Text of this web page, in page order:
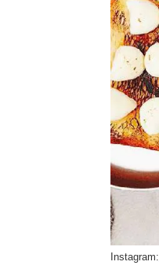
Instagram: